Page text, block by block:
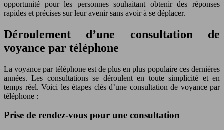
opportunité pour les personnes souhaitant obtenir des réponses
rapides et précises sur leur avenir sans avoir à se déplacer.
Déroulement d’une consultation de
voyance par téléphone
La voyance par téléphone est de plus en plus populaire ces dernières
années. Les consultations se déroulent en toute simplicité et en
temps réel. Voici les étapes clés d’une consultation de voyance par
téléphone :
Prise de rendez-vous pour une consultation